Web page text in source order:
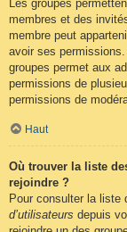
Les groupes
membres et des
membre peut
avoir ses
groupes permet aux
permissions de
permissions de
Haut
Où trouver la liste
rejoindre ?
Pour consulter la liste
d’utilisateurs depuis